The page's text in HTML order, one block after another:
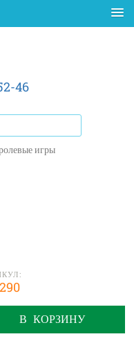
46
игры
В КОРЗИНУ